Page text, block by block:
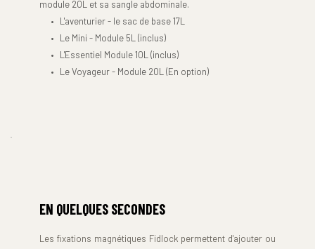
module 20L et sa sangle abdominale.
L'aventurier - le sac de base 17L
Le Mini - Module 5L (inclus)
L'Essentiel Module 10L (inclus)
Le Voyageur - Module 20L (En option)
EN QUELQUES SECONDES
Les fixations magnétiques Fidlock permettent d'ajouter ou